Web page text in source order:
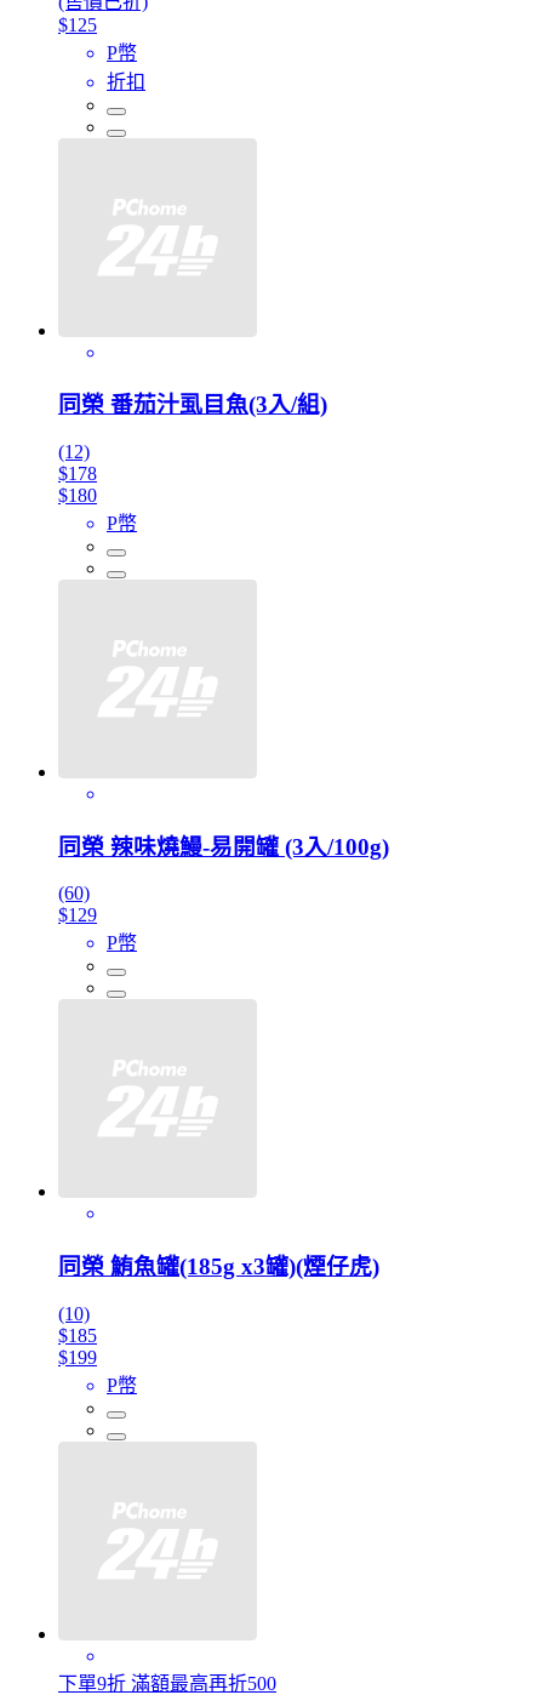
$125
P幣
折扣
同榮 番茄汁虱目魚(3入/組)
(12)
$178
$180
P幣
同榮 辣味燒鰻-易開罐 (3入/100g)
(60)
$129
P幣
同榮 鮪魚罐(185g x3罐)(煙仔虎)
(10)
$185
$199
P幣
下單9折 滿額最高再折500